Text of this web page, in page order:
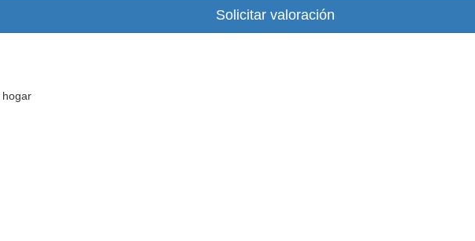
Solicitar valoración
hogar